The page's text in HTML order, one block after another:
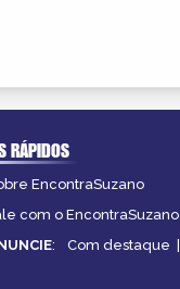
RÁPIDOS
EncontraSuzano
com o EncontraSuzano
: Com destaque |